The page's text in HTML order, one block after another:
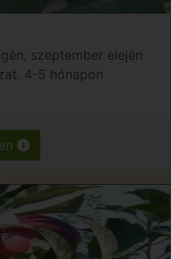
szeptember elején
4-5 hónapon